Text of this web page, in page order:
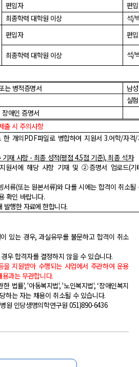
편입자
편
최종학력 대학원 이상
석/
편입자 편
최종학력 대학원 이상 석/
는 병적증명서
남
실
장애인 증명서
출시 주의사항
한 개의PDF파일로 병합하여 지원서 3.어학/자격/
기재 사항 - 최종 성적(평점4.5점 기준),최종 석차
원서에 해당 사항 기재 및 ②증명서 업로드(기
서류(또는 원본서류)와 다를 시에는 합격이 취소될
확인 바랍니다.
발행한 자료에 한합니다.
있는 경우,과실유무를 불문하고 합격이 취소
우 합격자를 결정하지 않을 수 있습니다.
지원받아 수행되는 사업에서 주관하여 운용
과는 무관합니다.
한 법률', '아동복지법', '노인복지법', ‘장애인복지
하는 자는 채용이 취소될 수 있습니다.
원 인당생명의학연구원 051)890-6436